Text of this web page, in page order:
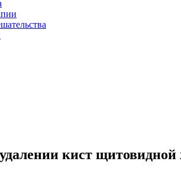
кист щитовидной